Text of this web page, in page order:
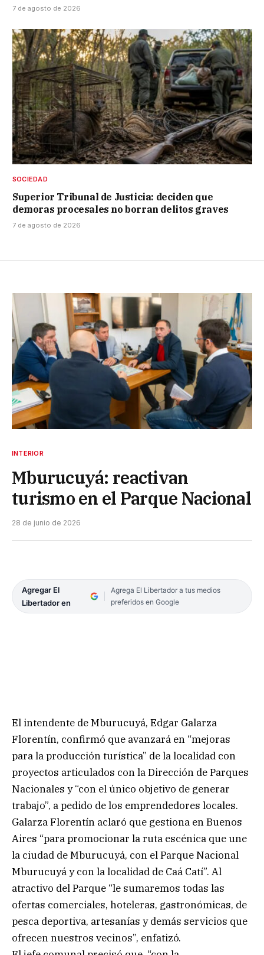
7 de agosto de 2026
SOCIEDAD
Superior Tribunal de Justicia: deciden que
demoras procesales no borran delitos graves
7 de agosto de 2026
INTERIOR
Mburucuyá: reactivan
turismo en el Parque Nacional
28 de junio de 2026
Agregar El
Libertador en
Agrega El Libertador a tus medios
preferidos en Google
El intendente de Mburucuyá, Edgar Galarza
Florentín, confirmó que avanzará en “mejoras
para la producción turística” de la localidad con
proyectos articulados con la Dirección de Parques
Nacionales y “con el único objetivo de generar
trabajo”, a pedido de los emprendedores locales.
Galarza Florentín aclaró que gestiona en Buenos
Aires “para promocionar la ruta escénica que une
la ciudad de Mburucuyá, con el Parque Nacional
Mburucuyá y con la localidad de Caá Catí”. Al
atractivo del Parque “le sumaremos todas las
ofertas comerciales, hoteleras, gastronómicas, de
pesca deportiva, artesanías y demás servicios que
ofrecen nuestros vecinos”, enfatizó.